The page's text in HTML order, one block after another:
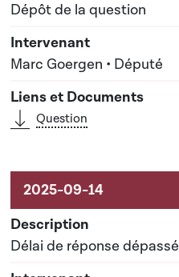
Dépôt de la question
Marc Goergen • Député
Question
Délai de réponse dépassé